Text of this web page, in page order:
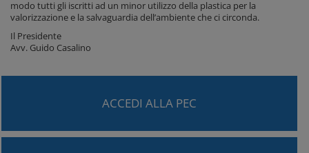
modo tutti gli iscritti ad un minor utilizzo della plastica per la
valorizzazione e la salvaguardia dell’ambiente che ci circonda.
Il Presidente
Avv. Guido Casalino
ACCEDI ALLA PEC